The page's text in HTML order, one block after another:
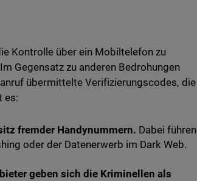
Kontrolle über ein Mobiltelefon zu
Gegensatz zu anderen Bedrohungen
übermittelte Verifizierungscodes, die
es:
fremder Handynummern. Dabei führen
oder der Datenerwerb im Dark Web.
geben sich die Kriminellen als